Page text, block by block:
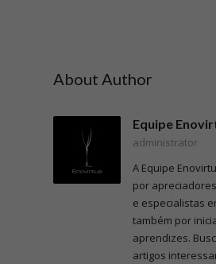
About Author
Equipe
administrator
A Equipe
por
e especialistas
também por
aprendizes.
artigos